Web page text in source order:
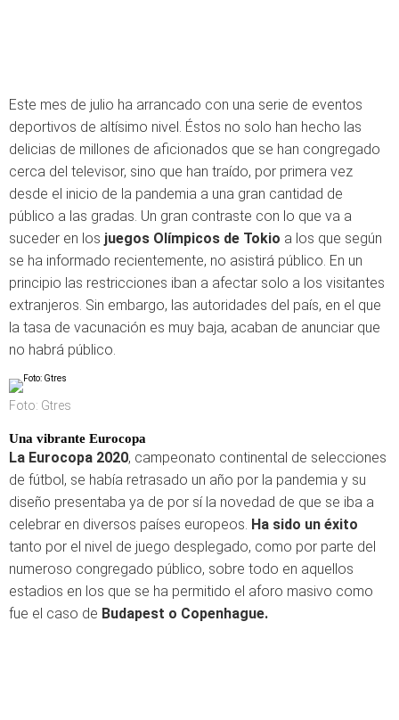
Este mes de julio ha arrancado con una serie de eventos
deportivos de altísimo nivel. Éstos no solo han hecho las
delicias de millones de aficionados que se han congregado
cerca del televisor, sino que han traído, por primera vez
desde el inicio de la pandemia a una gran cantidad de
público a las gradas. Un gran contraste con lo que va a
suceder en los juegos Olímpicos de Tokio a los que según
se ha informado recientemente, no asistirá público. En un
principio las restricciones iban a afectar solo a los visitantes
extranjeros. Sin embargo, las autoridades del país, en el que
la tasa de vacunación es muy baja, acaban de anunciar que
no habrá público.
Foto: Gtres
Una vibrante Eurocopa
La Eurocopa 2020, campeonato continental de selecciones
de fútbol, se había retrasado un año por la pandemia y su
diseño presentaba ya de por sí la novedad de que se iba a
celebrar en diversos países europeos. Ha sido un éxito
tanto por el nivel de juego desplegado, como por parte del
numeroso congregado público, sobre todo en aquellos
estadios en los que se ha permitido el aforo masivo como
fue el caso de Budapest o Copenhague.